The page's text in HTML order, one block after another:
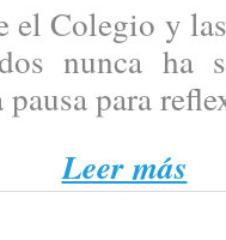
Colegio y
nunca ha
para
Leer más